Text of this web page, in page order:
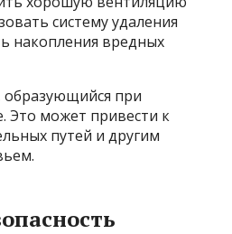
систему удаления
накопления вредных
при
Это может привести к
путей и другим